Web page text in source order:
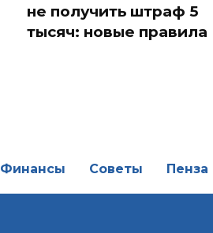
не получить штраф 5
тысяч: новые правила
Финансы Советы Пенза